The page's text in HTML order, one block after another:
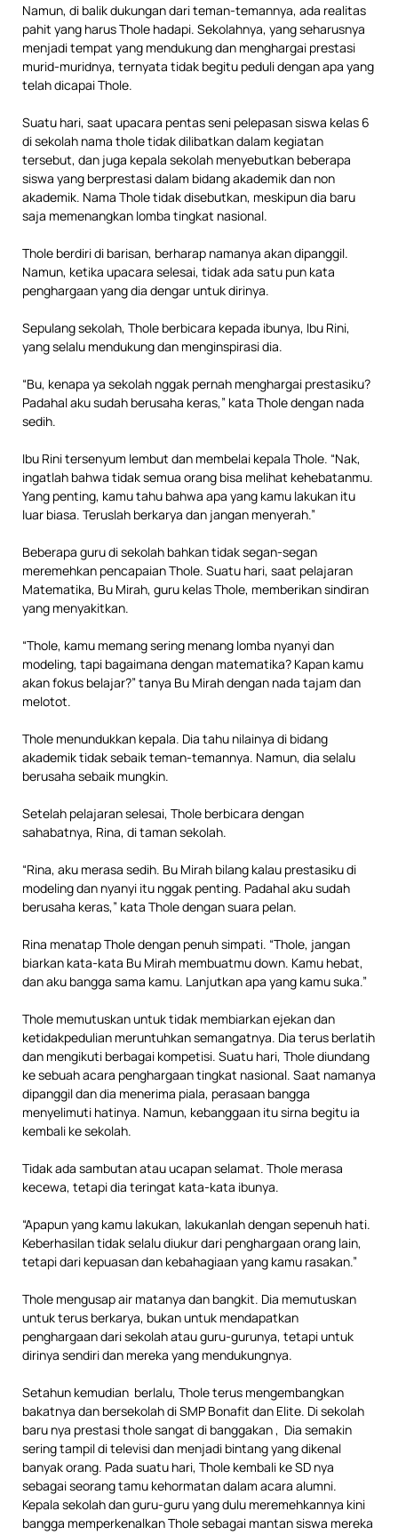
Namun, di balik dukungan dari teman-temannya, ada realitas
pahit yang harus Thole hadapi. Sekolahnya, yang seharusnya
menjadi tempat yang mendukung dan menghargai prestasi
murid-muridnya, ternyata tidak begitu peduli dengan apa yang
telah dicapai Thole.
Suatu hari, saat upacara pentas seni pelepasan siswa kelas 6
di sekolah nama thole tidak dilibatkan dalam kegiatan
tersebut, dan juga kepala sekolah menyebutkan beberapa
siswa yang berprestasi dalam bidang akademik dan non
akademik. Nama Thole tidak disebutkan, meskipun dia baru
saja memenangkan lomba tingkat nasional.
Thole berdiri di barisan, berharap namanya akan dipanggil.
Namun, ketika upacara selesai, tidak ada satu pun kata
penghargaan yang dia dengar untuk dirinya.
Sepulang sekolah, Thole berbicara kepada ibunya, Ibu Rini,
yang selalu mendukung dan menginspirasi dia.
“Bu, kenapa ya sekolah nggak pernah menghargai prestasiku?
Padahal aku sudah berusaha keras,” kata Thole dengan nada
sedih.
Ibu Rini tersenyum lembut dan membelai kepala Thole. “Nak,
ingatlah bahwa tidak semua orang bisa melihat kehebatanmu.
Yang penting, kamu tahu bahwa apa yang kamu lakukan itu
luar biasa. Teruslah berkarya dan jangan menyerah.”
Beberapa guru di sekolah bahkan tidak segan-segan
meremehkan pencapaian Thole. Suatu hari, saat pelajaran
Matematika, Bu Mirah, guru kelas Thole, memberikan sindiran
yang menyakitkan.
“Thole, kamu memang sering menang lomba nyanyi dan
modeling, tapi bagaimana dengan matematika? Kapan kamu
akan fokus belajar?” tanya Bu Mirah dengan nada tajam dan
melotot.
Thole menundukkan kepala. Dia tahu nilainya di bidang
akademik tidak sebaik teman-temannya. Namun, dia selalu
berusaha sebaik mungkin.
Setelah pelajaran selesai, Thole berbicara dengan
sahabatnya, Rina, di taman sekolah.
“Rina, aku merasa sedih. Bu Mirah bilang kalau prestasiku di
modeling dan nyanyi itu nggak penting. Padahal aku sudah
berusaha keras,” kata Thole dengan suara pelan.
Rina menatap Thole dengan penuh simpati. “Thole, jangan
biarkan kata-kata Bu Mirah membuatmu down. Kamu hebat,
dan aku bangga sama kamu. Lanjutkan apa yang kamu suka.”
Thole memutuskan untuk tidak membiarkan ejekan dan
ketidakpedulian meruntuhkan semangatnya. Dia terus berlatih
dan mengikuti berbagai kompetisi. Suatu hari, Thole diundang
ke sebuah acara penghargaan tingkat nasional. Saat namanya
dipanggil dan dia menerima piala, perasaan bangga
menyelimuti hatinya. Namun, kebanggaan itu sirna begitu ia
kembali ke sekolah.
Tidak ada sambutan atau ucapan selamat. Thole merasa
kecewa, tetapi dia teringat kata-kata ibunya.
“Apapun yang kamu lakukan, lakukanlah dengan sepenuh hati.
Keberhasilan tidak selalu diukur dari penghargaan orang lain,
tetapi dari kepuasan dan kebahagiaan yang kamu rasakan.”
Thole mengusap air matanya dan bangkit. Dia memutuskan
untuk terus berkarya, bukan untuk mendapatkan
penghargaan dari sekolah atau guru-gurunya, tetapi untuk
dirinya sendiri dan mereka yang mendukungnya.
Setahun kemudian berlalu, Thole terus mengembangkan
bakatnya dan bersekolah di SMP Bonafit dan Elite. Di sekolah
baru nya prestasi thole sangat di banggakan , Dia semakin
sering tampil di televisi dan menjadi bintang yang dikenal
banyak orang. Pada suatu hari, Thole kembali ke SD nya
sebagai seorang tamu kehormatan dalam acara alumni.
Kepala sekolah dan guru-guru yang dulu meremehkannya kini
bangga memperkenalkan Thole sebagai mantan siswa mereka